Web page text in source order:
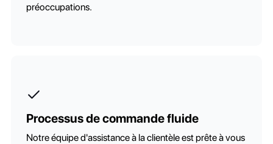
préoccupations.
Processus de commande fluide
Notre équipe d'assistance à la clientèle est prête à vous